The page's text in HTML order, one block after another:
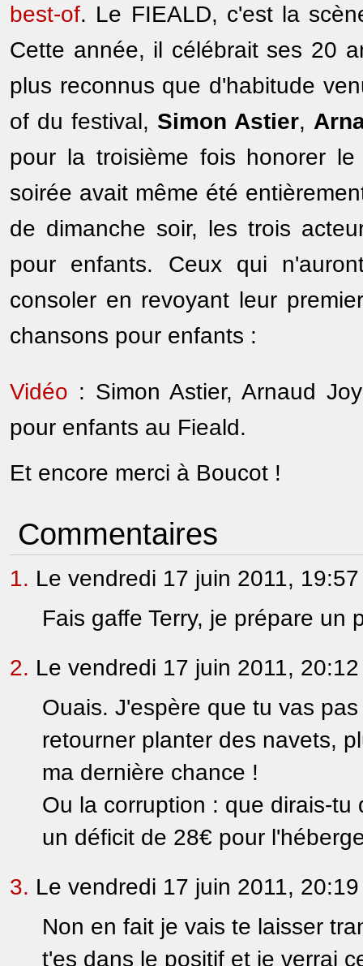
best-of. Le FIEALD, c'est la
Cette année, il célébrait ses 20
plus reconnus que d'habitude
of du festival, Simon Astier,
pour la troisième fois honorer
soirée avait même été
de dimanche soir, les trois
pour enfants. Ceux qui
consoler en revoyant leur
chansons pour enfants :
Vidéo : Simon Astier, Arnaud
pour enfants au Fieald.
Et encore merci à Boucot !
Commentaires
1. Le vendredi 17 juin 2011,
Fais gaffe Terry, je prépare un
2. Le vendredi 17 juin 2011,
Ouais. J'espère que tu vas
retourner planter des navets,
ma dernière chance !
Ou la corruption : que dirais-
un déficit de 28€ pour
3. Le vendredi 17 juin 2011,
Non en fait je vais te laisser
t'es dans le positif et je verrai